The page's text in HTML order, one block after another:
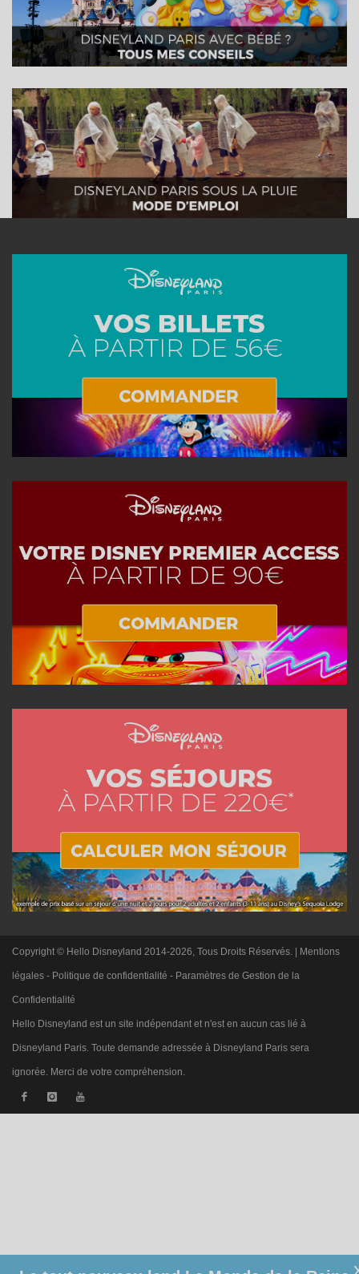
Copyright © Hello Disneyland 2014-2026, Tous Droits Réservés. | Mentions
légales - Politique de confidentialité - Paramètres de Gestion de la
Confidentialité
Hello Disneyland est un site indépendant et n'est en aucun cas lié à
Disneyland Paris. Toute demande adressée à Disneyland Paris sera
ignorée. Merci de votre compréhension.